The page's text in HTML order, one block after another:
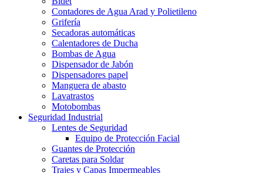
Contadores de Agua Arad y Polietileno
Grifería
Secadoras automáticas
Calentadores de Ducha
Bombas de Agua
Dispensador de Jabón
Dispensadores papel
Manguera de abasto
Lavatrastos
Motobombas
Seguridad Industrial
Lentes de Seguridad
Equipo de Protección Facial
Guantes de Protección
Caretas para Soldar
Trajes y Capas Impermeables